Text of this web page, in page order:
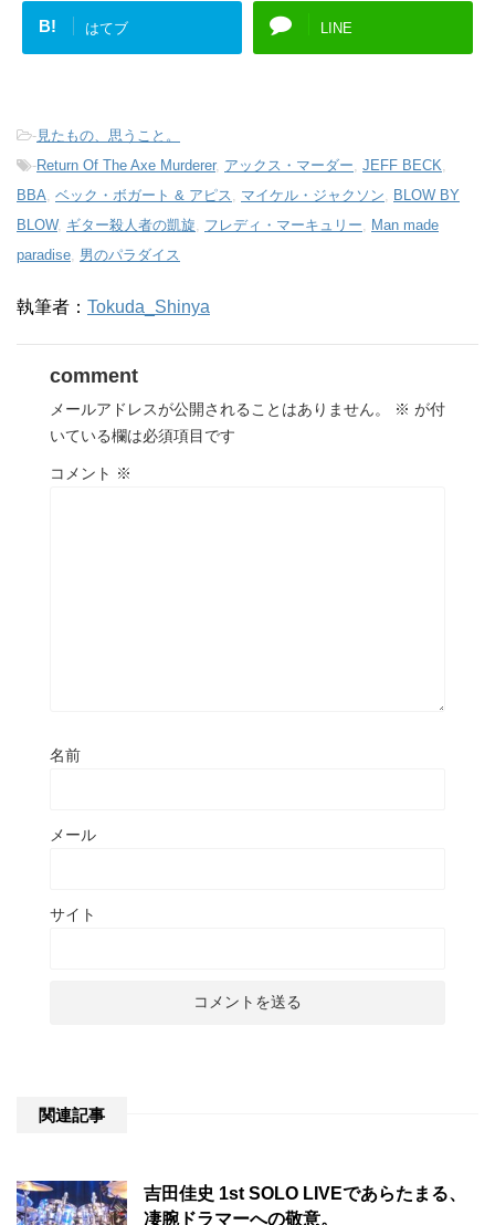
B! はてブ LINE
-見たもの、思うこと。
-Return Of The Axe Murderer, アックス・マーダー, JEFF BECK,
BBA, ベック・ボガート & アピス, マイケル・ジャクソン, BLOW BY
BLOW, ギター殺人者の凱旋, フレディ・マーキュリー, Man made
paradise, 男のパラダイス
執筆者： Tokuda_Shinya
comment
メールアドレスが公開されることはありません。 ※ が付
いている欄は必須項目です
コメント ※
名前
メール
サイト
関連記事
吉田佳史 1st SOLO LIVEであらたまる、
凄腕ドラマーへの敬意。